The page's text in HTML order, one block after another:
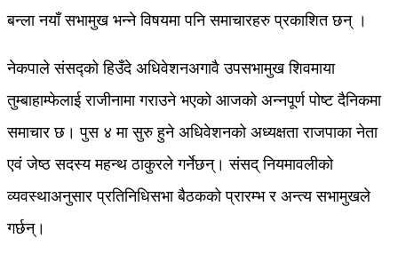
बन्ला नयाँ सभामुख भन्ने विषयमा पनि समाचारहरु प्रकाशित छन् ।
नेकपाले संसद्को हिउँदे अधिवेशनअगावै उपसभामुख शिवमाया
तुम्बाहाम्फेलाई राजीनामा गराउने भएको आजको अन्नपूर्ण पोष्ट दैनिकमा
समाचार छ। पुस ४ मा सुरु हुने अधिवेशनको अध्यक्षता राजपाका नेता
एवं जेष्ठ सदस्य महन्थ ठाकुरले गर्नेछन्। संसद् नियमावलीको
व्यवस्थाअनुसार प्रतिनिधिसभा बैठकको प्रारम्भ र अन्त्य सभामुखले
गर्छन्।